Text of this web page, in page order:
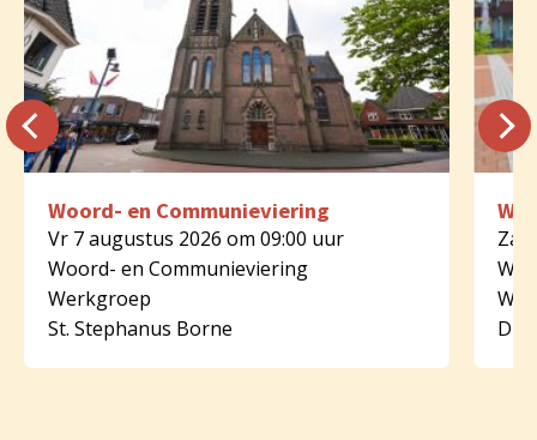
Woord- en Communieviering
Vr 7 augustus 2026 om 09:00 uur
Woord- en Communieviering
Werkgroep
St. Stephanus Borne
Za